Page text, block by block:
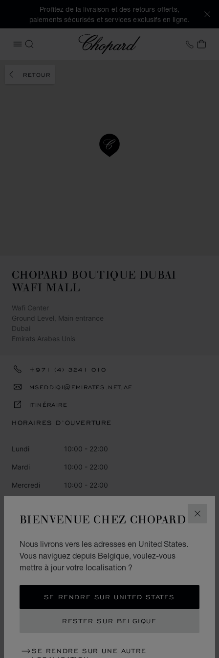
BIENVENUE CHEZ CHOPARD
Nous livrons vers les adresses en United States.
Vous naviguez depuis Belgique, voulez-vous
mettre à jour votre localisation ?
SE RENDRE SUR UNITED STATES
RESTER SUR BELGIQUE
SE RENDRE SUR UNE AUTRE
Profitez de la livraison et des retours offerts,
paiements sécurisés et services exclusifs en ligne.
OUVRIR LE MENU
RECHERCHER
Chopard +32
RETOUR
CHOPARD BOUTIQUE DUBAI
WAFI MALL
Wafi Center
Ground Level, Main entrance
Dubai
Emirats Arabes Unis
+971 (4) 3241 010
MSEDDIQI@EMIRATES.NET.AE
ITINÉRAIRE
HORAIRES D’OUVERTURE
Lundi 10:00 - 22:00
Mardi 10:00 - 22:00
Mercredi 10:00 - 22:00
Vendredi 16:00 - 23:00
Samedi 10:00 - 22:00
Dimanche 10:00 - 22:00
Montres
L.U.C.